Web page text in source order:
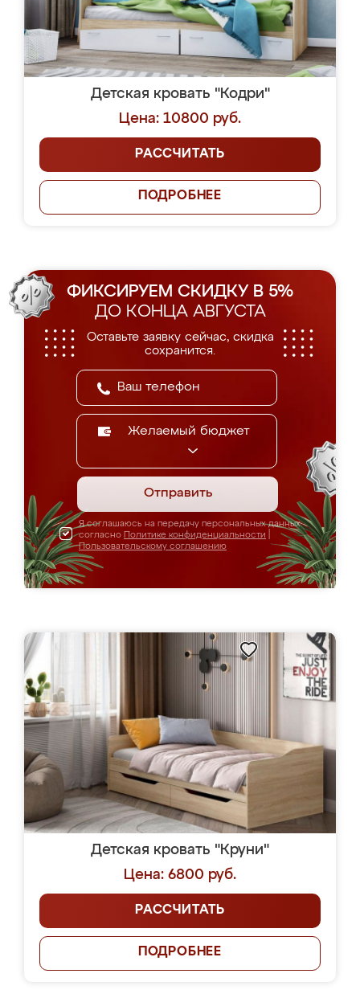
Детская кровать "Кодри"
Цена: 10800 руб.
РАССЧИТАТЬ
ПОДРОБНЕЕ
ФИКСИРУЕМ СКИДКУ В 5%
ДО КОНЦА АВГУСТА
Оставьте заявку сейчас, скидка
сохранится.
Желаемый бюджет
Отправить
Я соглашаюсь на передачу персональных данных
согласно Политике конфиденциальности
Пользовательскому соглашению
Детская кровать "Круни"
Цена: 6800 руб.
РАССЧИТАТЬ
ПОДРОБНЕЕ